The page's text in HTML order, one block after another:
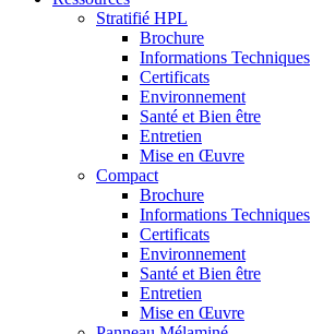
Stratifié HPL
Brochure
Informations Techniques
Certificats
Environnement
Santé et Bien être
Entretien
Mise en Œuvre
Compact
Brochure
Informations Techniques
Certificats
Environnement
Santé et Bien être
Entretien
Mise en Œuvre